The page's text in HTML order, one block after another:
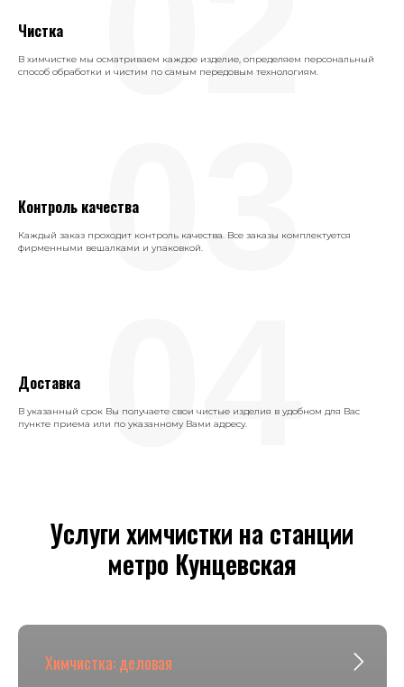
Чистка
В химчистке мы осматриваем каждое изделие, определяем персональный
способ обработки и чистим по самым передовым технологиям.
Контроль качества
Каждый заказ проходит контроль качества. Все заказы комплектуется
фирменными вешалками и упаковкой.
03
Доставка
В указанный срок Вы получаете свои чистые изделия в удобном для Вас
пункте приема или по указанному Вами адресу.
04
Услуги химчистки на станции
метро Кунцевская
Химчистка: деловая